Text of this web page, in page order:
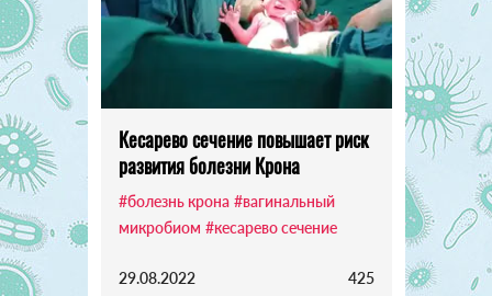
Кесарево сечение повышает риск
развития болезни Крона
#болезнь крона #вагинальный
микробиом #кесарево сечение
29.08.2022 425